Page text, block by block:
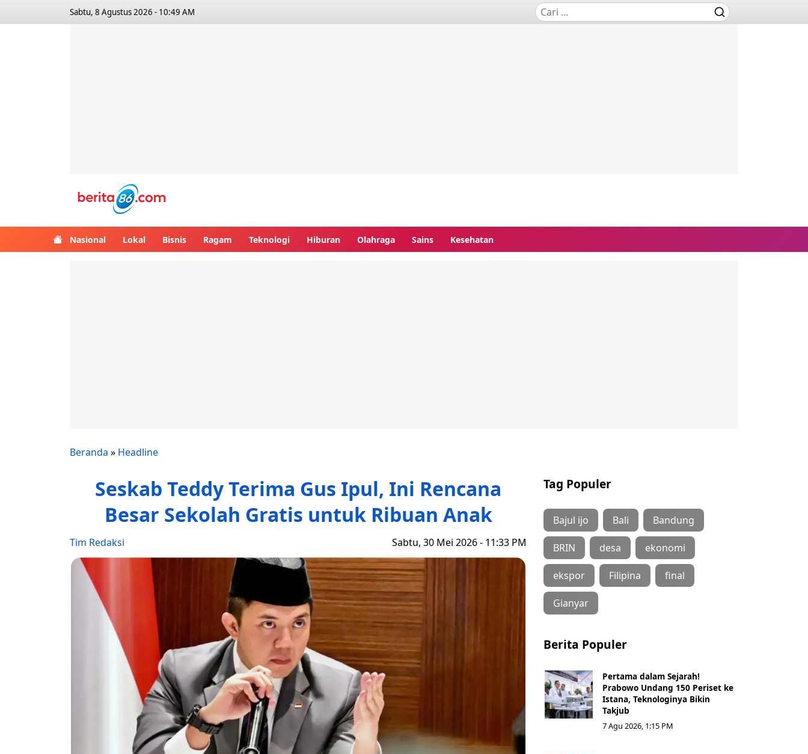
Sabtu, 8 Agustus 2026 - 10:49 AM
Nasional Lokal Bisnis Ragam Teknologi Hiburan Olahraga Sains Kesehatan
Beranda » Headline
Seskab Teddy Terima Gus Ipul, Ini Rencana
Besar Sekolah Gratis untuk Ribuan Anak
Tim Redaksi Sabtu, 30 Mei 2026 - 11:33 PM
Tag Populer
Bajul ijo Bali Bandung
BRIN desa ekonomi
ekspor Filipina final
Gianyar
Berita Populer
Pertama dalam Sejarah!
Prabowo Undang 150 Periset ke
Istana, Teknologinya Bikin
Takjub
7 Agu 2026, 1:15 PM